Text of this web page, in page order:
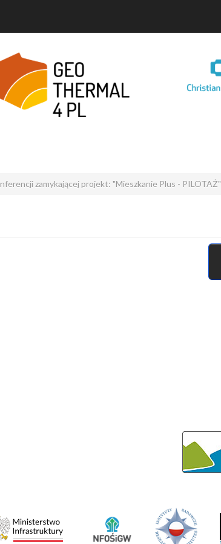
zamykającej projekt: "Mieszkanie Plus - PILOTAŻ"